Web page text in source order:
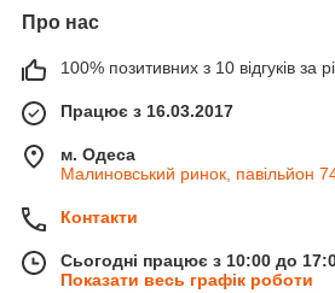
Про нас
100% позитивних з 10 відгуків за
Працює з 16.03.2017
м. Одеса
Малиновський ринок, павільйон
Контакти
Сьогодні працює з 10:00 до
Показати весь графік роботи